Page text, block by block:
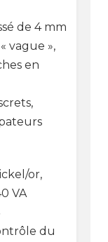
de 4 mm
vague »,
en
or,
VA
du